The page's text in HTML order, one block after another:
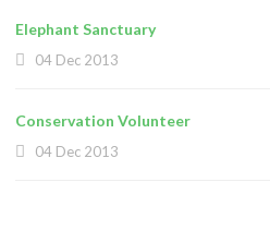
Elephant Sanctuary
04 Dec 2013
Conservation Volunteer
04 Dec 2013